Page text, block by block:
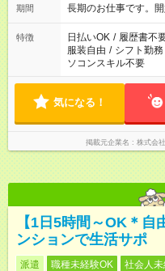
週最低15時間以上の
期間 長期のお仕事です。
特徴 日払いOK / 履歴書不
服装自由 / シフト勤務
ソコンスキル不要
気になる！
掲載元企業名 株式会
【1日5時間～OK＊
ンションで生活サポ
派遣 職種未経験OK 社会人